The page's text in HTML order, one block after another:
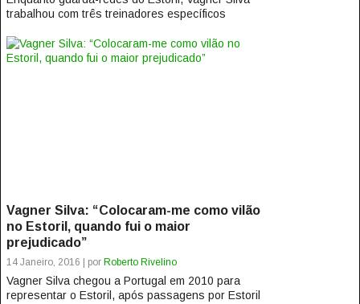
trabalhou com três treinadores específicos
Vagner Silva: “Colocaram-me como vilão
no Estoril, quando fui o maior
prejudicado”
14 Janeiro, 2016 | por Roberto Rivelino
Vagner Silva chegou a Portugal em 2010 para
representar o Estoril, após passagens por Estoril